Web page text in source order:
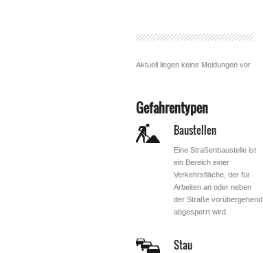
Aktuell liegen keine Meldungen vor
Gefahrentypen
Baustellen
Eine Straßenbaustelle ist
ein Bereich einer
Verkehrsfläche, der für
Arbeiten an oder neben
der Straße vorübergehend
abgesperrt wird.
Stau